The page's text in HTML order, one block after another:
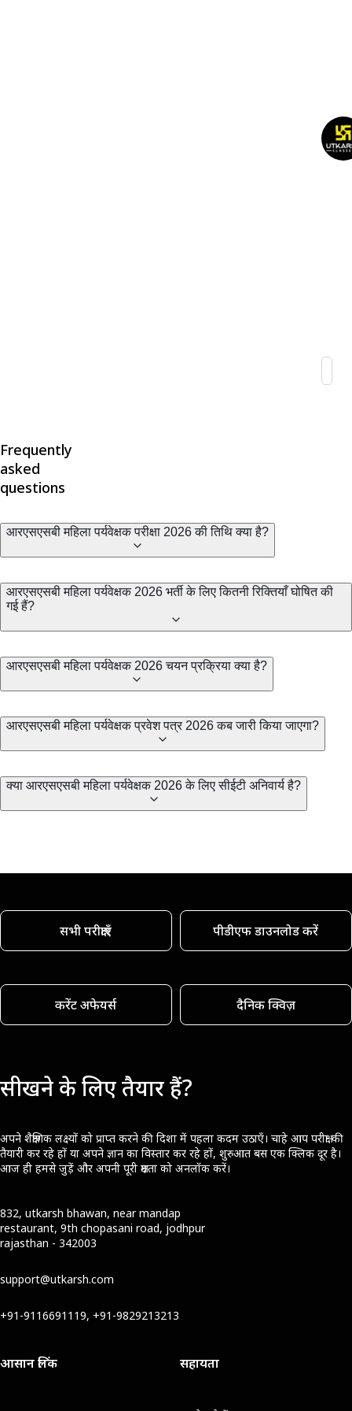
Frequently
asked
questions
आरएसएसबी महिला पर्यवेक्षक परीक्षा 2026 की तिथि क्या है?
आरएसएसबी महिला पर्यवेक्षक 2026 भर्ती के लिए कितनी रिक्तियाँ घोषित की
गई हैं?
आरएसएसबी महिला पर्यवेक्षक 2026 चयन प्रक्रिया क्या है?
आरएसएसबी महिला पर्यवेक्षक प्रवेश पत्र 2026 कब जारी किया जाएगा?
क्या आरएसएसबी महिला पर्यवेक्षक 2026 के लिए सीईटी अनिवार्य है?
सभी परीक्षाएँ पीडीएफ डाउनलोड करें
करेंट अफेयर्स दैनिक क्विज़
सीखने के लिए तैयार हैं?
अपने शैक्षणिक लक्ष्यों को प्राप्त करने की दिशा में पहला कदम उठाएँ। चाहे आप परीक्षा की
तैयारी कर रहे हों या अपने ज्ञान का विस्तार कर रहे हों, शुरुआत बस एक क्लिक दूर है।
आज ही हमसे जुड़ें और अपनी पूरी क्षमता को अनलॉक करें।
832, utkarsh bhawan, near mandap
restaurant, 9th chopasani road, jodhpur
rajasthan - 342003
support@utkarsh.com
+91-9116691119, +91-9829213213
आसान लिंक सहायता